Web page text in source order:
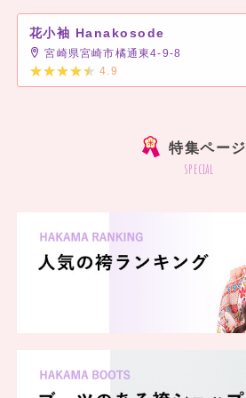
花小袖 Hanakosode
宮崎県宮崎市橘通東4-9-8
4.9
特集ページ
special